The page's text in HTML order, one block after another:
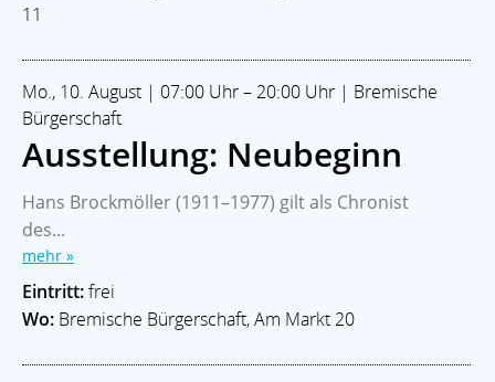
11
Mo., 10. August | 07:00 Uhr – 20:00 Uhr | Bremische
Bürgerschaft
Ausstellung: Neubeginn
Hans Brockmöller (1911–1977) gilt als Chronist
des...
mehr »
Eintritt:frei
Wo: Bremische Bürgerschaft, Am Markt 20